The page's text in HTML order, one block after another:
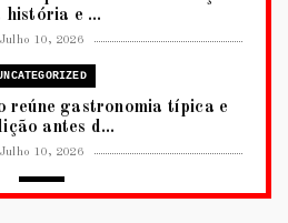
história e ...
Julho 10, 2026
reúne gastronomia típica e
antes d...
Julho 10, 2026